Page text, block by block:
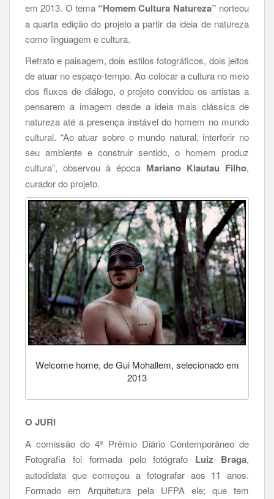
em 2013. O tema “Homem Cultura Natureza” norteou
a quarta edição do projeto a partir da ideia de natureza
como linguagem e cultura.
Retrato e paisagem, dois estilos fotográficos, dois jeitos
de atuar no espaço-tempo. Ao colocar a cultura no meio
dos fluxos de diálogo, o projeto convidou os artistas a
pensarem a imagem desde a ideia mais clássica de
natureza até a presença instável do homem no mundo
cultural. “Ao atuar sobre o mundo natural, interferir no
seu ambiente e construir sentido, o homem produz
cultura”, observou à época Mariano Klautau Filho,
curador do projeto.
Welcome home, de Gui Mohallem, selecionado em
2013
O JURI
A comissão do 4º Prêmio Diário Contemporâneo de
Fotografia foi formada pelo fotógrafo Luiz Braga,
autodidata que começou a fotografar aos 11 anos.
Formado em Arquitetura pela UFPA ele; que tem